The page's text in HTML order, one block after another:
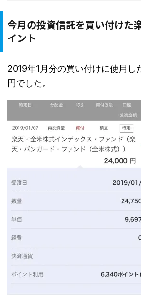
今月の投資信託を買い付けた
イント
2019年1月分の買い付けに使用
円でした。